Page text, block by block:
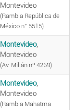
Montevideo
(Rambla República de
México n° 5515)
Montevideo,
Montevideo
(Av. Millán nº 4269)
Montevideo,
Montevideo
(Rambla Mahatma